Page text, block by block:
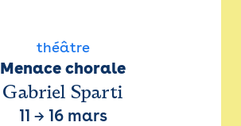
théâtre
Menace chorale
Gabriel Sparti
11 → 16 mars